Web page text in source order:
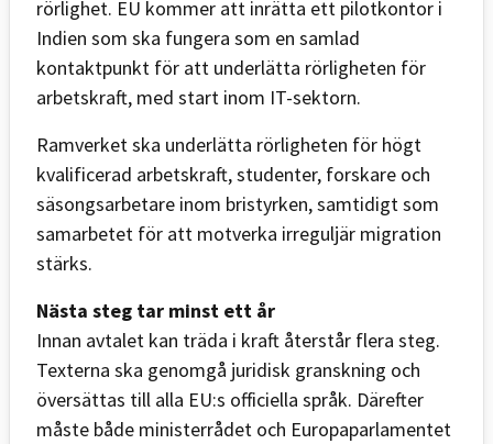
rörlighet. EU kommer att inrätta ett pilotkontor i
Indien som ska fungera som en samlad
kontaktpunkt för att underlätta rörligheten för
arbetskraft, med start inom IT-sektorn.
Ramverket ska underlätta rörligheten för högt
kvalificerad arbetskraft, studenter, forskare och
säsongsarbetare inom bristyrken, samtidigt som
samarbetet för att motverka irreguljär migration
stärks.
Nästa steg tar minst ett år
Innan avtalet kan träda i kraft återstår flera steg.
Texterna ska genomgå juridisk granskning och
översättas till alla EU:s officiella språk. Därefter
måste både ministerrådet och Europaparlamentet